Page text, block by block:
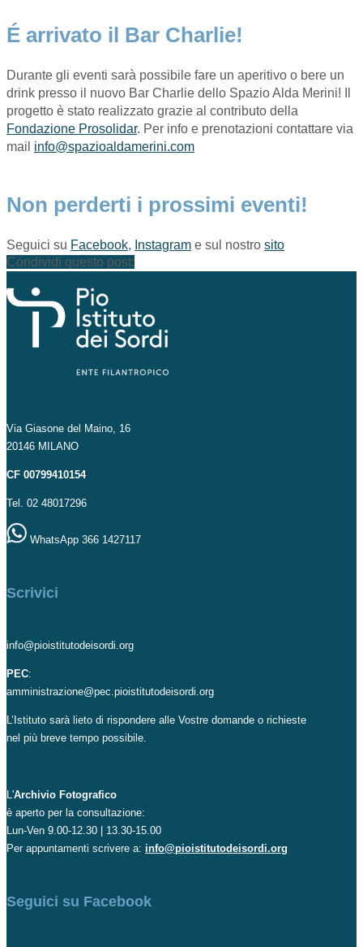
É arrivato il Bar Charlie!
Durante gli eventi sarà possibile fare un aperitivo o bere un
drink presso il nuovo Bar Charlie dello Spazio Alda Merini! Il
progetto è stato realizzato grazie al contributo della
Fondazione Prosolidar. Per info e prenotazioni contattare via
mail info@spazioaldamerini.com
Non perderti i prossimi eventi!
Seguici su Facebook, Instagram e sul nostro sito
Condividi questo post:
Via Giasone del Maino, 16
20146 MILANO
CF 00799410154
Tel. 02 48017296
WhatsApp 366 1427117
Scrivici
info@pioistitutodeisordi.org
PEC:
amministrazione@pec.pioistitutodeisordi.org
L’Istituto sarà lieto di rispondere alle Vostre domande o richieste
nel più breve tempo possibile.
L'Archivio Fotografico
è aperto per la consultazione:
Lun-Ven 9.00-12.30 | 13.30-15.00
Per appuntamenti scrivere a: info@pioistitutodeisordi.org
Seguici su Facebook